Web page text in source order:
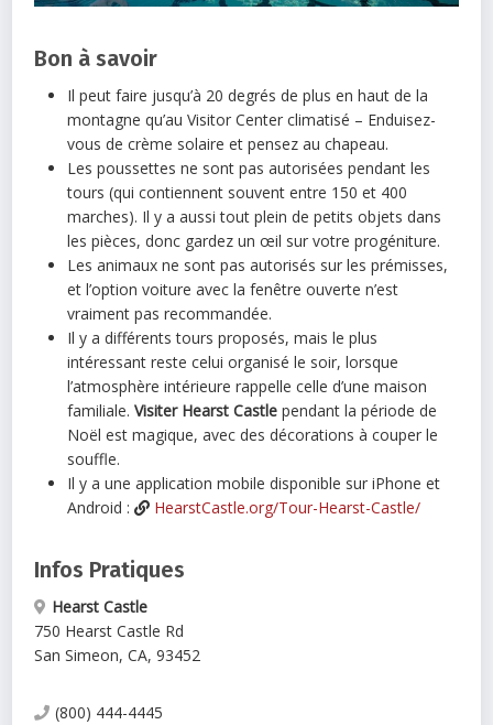
Bon à savoir
Il peut faire jusqu’à 20 degrés de plus en haut de la
montagne qu’au Visitor Center climatisé – Enduisez-
vous de crème solaire et pensez au chapeau.
Les poussettes ne sont pas autorisées pendant les
tours (qui contiennent souvent entre 150 et 400
marches). Il y a aussi tout plein de petits objets dans
les pièces, donc gardez un œil sur votre progéniture.
Les animaux ne sont pas autorisés sur les prémisses,
et l’option voiture avec la fenêtre ouverte n’est
vraiment pas recommandée.
Il y a différents tours proposés, mais le plus
intéressant reste celui organisé le soir, lorsque
l’atmosphère intérieure rappelle celle d’une maison
familiale.Visiter Hearst Castle pendant la période de
Noël est magique, avec des décorations à couper le
souffle.
Il y a une application mobile disponible sur iPhone et
Android :
HearstCastle.org/Tour-Hearst-Castle/
Infos Pratiques
Hearst Castle
750 Hearst Castle Rd
San Simeon,CA,93452
(800) 444-4445